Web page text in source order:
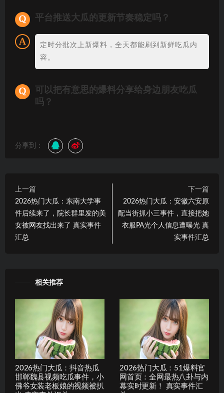
平台推送大瓜的更新节奏稳定吗？
定时分批次上新爆料，全天都能刷到新鲜吃瓜内
容。
可以把有意思的爆料分享给身边朋友吃瓜
吗？
分享到：
上一篇
2026热门大瓜：东南大学事
件后续来了，院长群里发的美
女被网友找出来了 真实事件
汇总
下一篇
2026热门大瓜：安徽六安原
配当街抓小三事件，直接把她
衣服PA光个人信息遭曝光 真
实事件汇总
相关推荐
2026热门大瓜：抖音热瓜
邯郸魏县视频吃瓜事件，小
佛爷女装老板娘的视频被扒
2026热门大瓜：51爆料官
网首页：全网最热八卦与内
幕实时更新！ 真实事件汇